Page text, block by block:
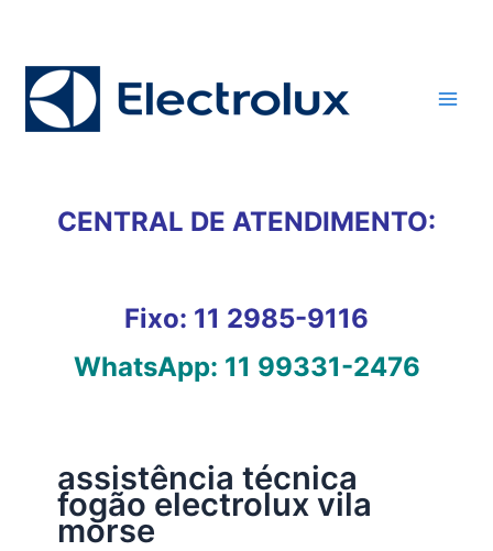
conteúdo
CENTRAL DE ATENDIMENTO:
Fixo: 11 2985-9116
WhatsApp: 11 99331-2476
assistência técnica
fogão electrolux vila
morse